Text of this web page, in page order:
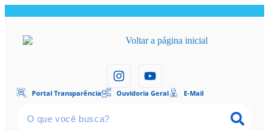
Portal Transparência Ouvidoria Geral E-Mail